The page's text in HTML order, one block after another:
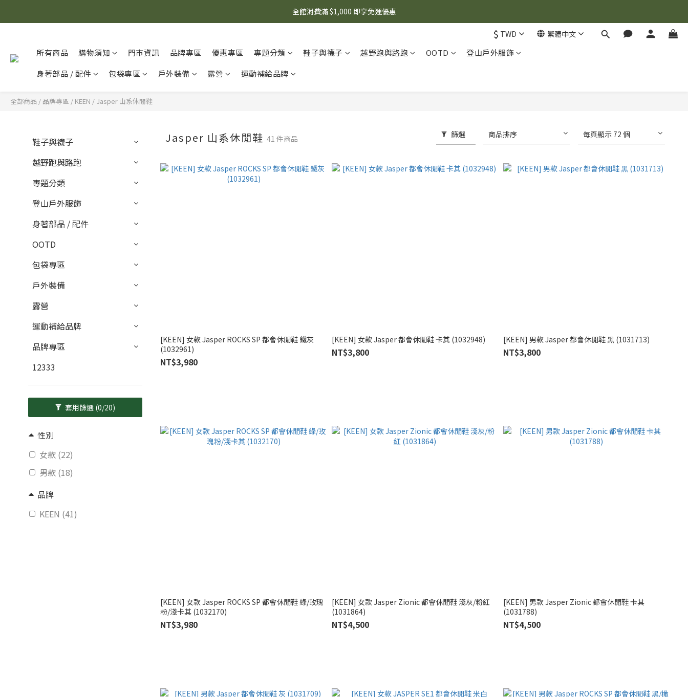
🌟 想知道現在有什麼優惠嗎？ 點擊查看最新優惠！
全館消費滿 $1,000 即享免運優惠
$ TWD 繁體中文
所有商品 購物須知 門市資訊 品牌專區 優惠專區 專題分類 鞋子與襪子 越野跑與路跑 OOTD
登山戶外服飾
身著部品 / 配件
包袋專區 戶外裝備 露營 運動補給品牌
全部商品 / 品牌專區 / KEEN / Jasper 山系休閒鞋
鞋子與襪子
越野跑與路跑
專題分類
登山戶外服飾
身著部品 / 配件
OOTD
包袋專區
戶外裝備
露營
運動補給品牌
品牌專區
12333
套用篩選 (0/20)
性別
女款 (22)
男款 (18)
品牌
KEEN (41)
Jasper 山系休閒鞋41 件商品 篩選 商品排序 每頁顯示 72 個
[KEEN] 女款 Jasper ROCKS SP 都會休閒鞋 鐵灰
(1032961)
NT$3,980
[KEEN] 女款 Jasper 都會休閒鞋 卡其 (1032948)
NT$3,800
[KEEN] 男款 Jasper 都會休閒鞋 黑 (1031713)
NT$3,800
[KEEN] 女款 Jasper ROCKS SP 都會休閒鞋 綠/玫瑰
粉/淺卡其 (1032170)
NT$3,980
[KEEN] 女款 Jasper Zionic 都會休閒鞋 淺灰/粉紅
(1031864)
NT$4,500
[KEEN] 男款 Jasper Zionic 都會休閒鞋 卡其
(1031788)
NT$4,500